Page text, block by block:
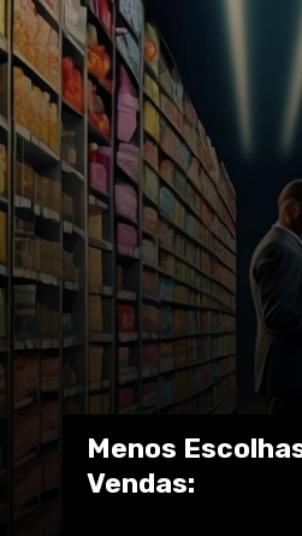
Menos
Vendas: